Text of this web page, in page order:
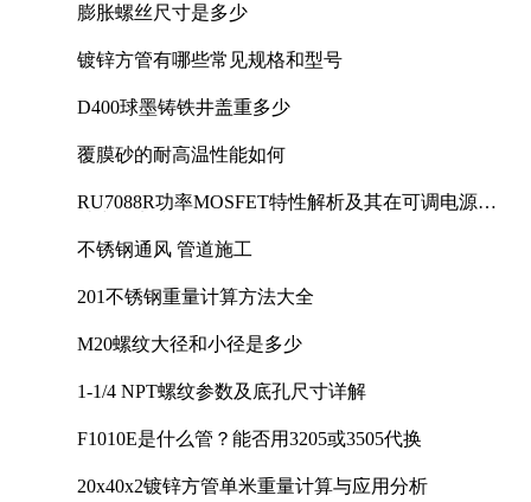
膨胀螺丝尺寸是多少
镀锌方管有哪些常见规格和型号
D400球墨铸铁井盖重多少
覆膜砂的耐高温性能如何
RU7088R功率MOSFET特性解析及其在可调电源设
不锈钢通风 管道施工
201不锈钢重量计算方法大全
M20螺纹大径和小径是多少
1-1/4 NPT螺纹参数及底孔尺寸详解
F1010E是什么管？能否用3205或3505代换
20x40x2镀锌方管单米重量计算与应用分析